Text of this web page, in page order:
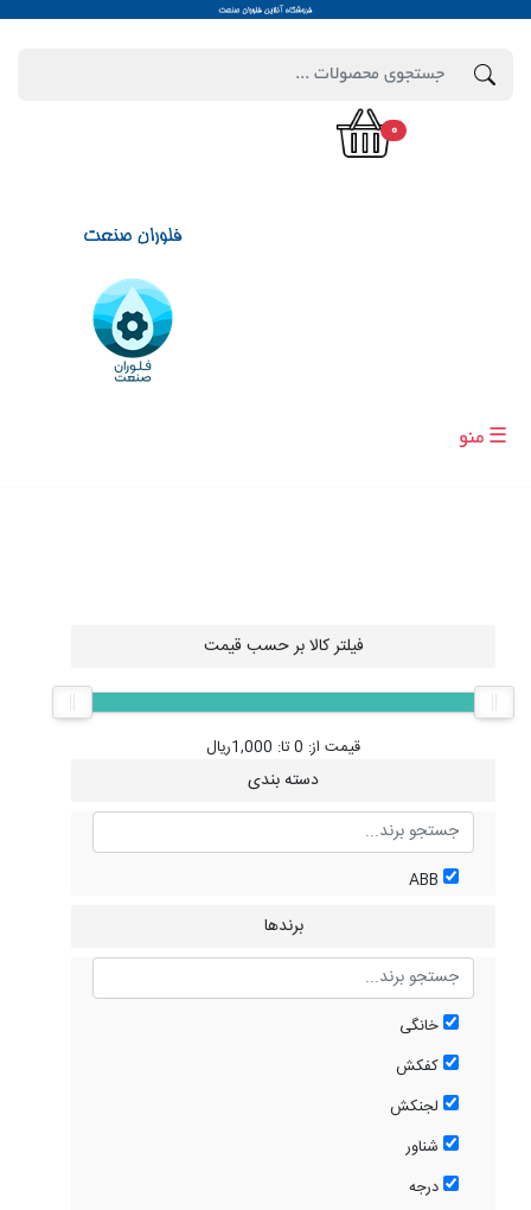
0
☰ منو
فیلتر کالا بر حسب قیمت
قیمت از: 0تا: 1,000ریال
دسته بندی
برندها
خانگی
کفکش
لجنکش
شناور
درجه